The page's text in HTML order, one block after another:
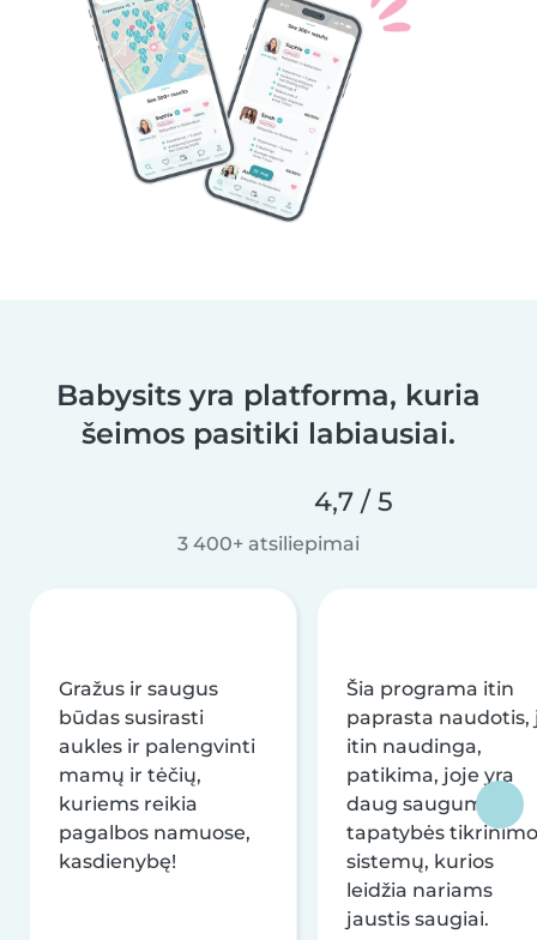
Babysits yra platforma, kuria
šeimos pasitiki labiausiai.
4,7 / 5
3 400+ atsiliepimai
Gražus ir saugus
būdas susirasti
aukles ir palengvinti
mamų ir tėčių,
kuriems reikia
pagalbos namuose,
kasdienybę!
Šia programa itin
paprasta naudotis,
itin naudinga,
patikima, joje yra
daug saugumo ir
tapatybės tikrinimo
sistemų, kurios
leidžia nariams
jaustis saugiai.